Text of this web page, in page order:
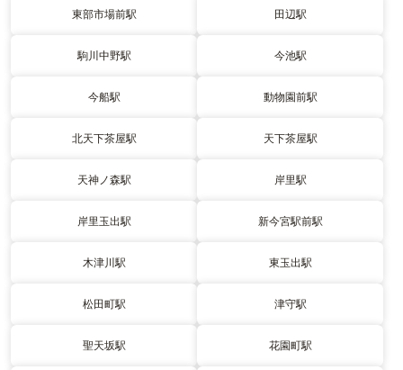
東部市場前駅 田辺駅
駒川中野駅 今池駅
今船駅 動物園前駅
北天下茶屋駅 天下茶屋駅
天神ノ森駅 岸里駅
岸里玉出駅 新今宮駅前駅
木津川駅 東玉出駅
松田町駅 津守駅
聖天坂駅 花園町駅